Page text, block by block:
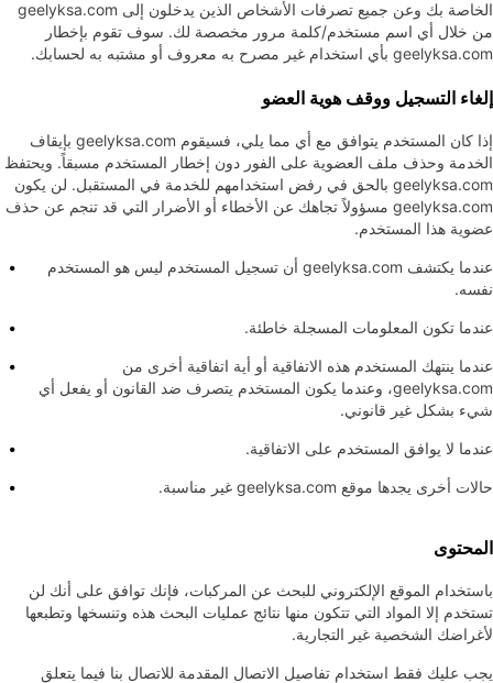
الخاصة بك وعن جميع تصرفات الأشخاص الذين يدخلون إلى geelyksa.com
من خلال أي اسم مستخدم/كلمة مرور مخصصة لك. سوف تقوم بإخطار
geelyksa.com بأي استخدام غير مصرح به معروف أو مشتبه به لحسابك.
إلغاء التسجيل ووقف هوية العضو
إذا كان المستخدم يتوافق مع أي مما يلي، فسيقوم geelyksa.com بإيقاف
الخدمة وحذف ملف العضوية على الفور دون إخطار المستخدم مسبقاً. ويحتفظ
geelyksa.com بالحق في رفض استخدامهم للخدمة في المستقبل. لن يكون
geelyksa.com مسؤولاً تجاهك عن الأخطاء أو الأضرار التي قد تنجم عن حذف
عضوية هذا المستخدم.
عندما يكتشف geelyksa.com أن تسجيل المستخدم ليس هو المستخدم
نفسه.
عندما تكون المعلومات المسجلة خاطئة.
عندما ينتهك المستخدم هذه الاتفاقية أو أية اتفاقية أخرى من
geelyksa.com، وعندما يكون المستخدم يتصرف ضد القانون أو يفعل أي
شيء بشكل غير قانوني.
عندما لا يوافق المستخدم على الاتفاقية.
حالات أخرى يجدها موقع geelyksa.com غير مناسبة.
المحتوى
باستخدام الموقع الإلكتروني للبحث عن المركبات، فإنك توافق على أنك لن
تستخدم إلا المواد التي تتكون منها نتائج عمليات البحث هذه وتنسخها وتطبعها
لأغراضك الشخصية غير التجارية.
يجب عليك فقط استخدام تفاصيل الاتصال المقدمة للاتصال بنا فيما يتعلق